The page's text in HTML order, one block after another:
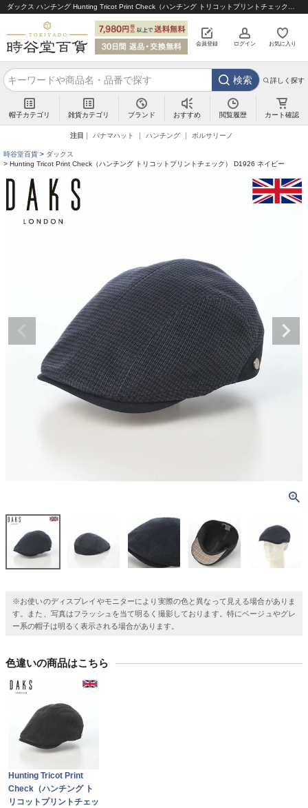
会員登録 ログイン お気に入り
検索 詳しく探す
帽子カテゴリ 雑貨カテゴリ ブランド おすすめ 閲覧履歴 カート確認
注目 パナマハット ハンチング ボルサリーノ
時谷堂百貨
ダックス
Hunting Tricot Print Check（ハンチング トリコットプリントチェック） D1926 ネイビー
※お使いのディスプレイやモニターにより実際の色と異なって見える場合がありま
す。また、写真はフラッシュを当て明るく撮影しております。特にベージュやグレ
ー系の帽子は明るく表示される場合があります。
色違いの商品はこちら
Hunting Tricot Print
Check（ハンチング ト
リコットプリントチェッ